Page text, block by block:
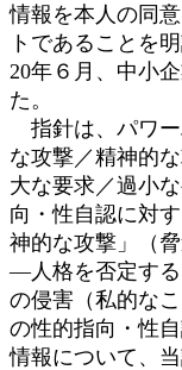
情報を本人の同
トであることを
20年６月、中小
た。
指針は、パワー
な攻撃／精神的
大な要求／過小
向・性自認に対
神的な攻撃」（
―人格を否定す
の侵害（私的な
の性的指向・性
情報について、